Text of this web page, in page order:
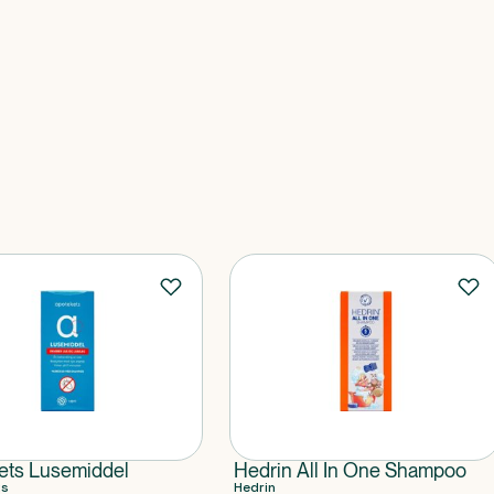
Lusemiddel Hedrin All In One Shampoo
Hedrin